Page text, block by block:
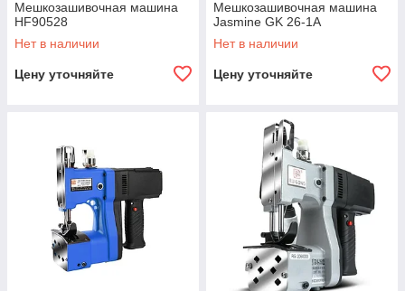
Мешкозашивочная машина
HF90528
Нет в наличии
Цену уточняйте
Мешкозашивочная машина
Jasmine GK 26-1А
Нет в наличии
Цену уточняйте